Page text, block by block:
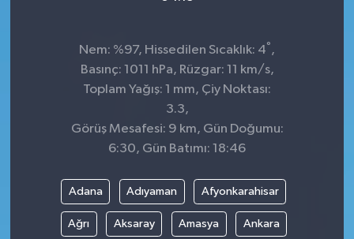
Nem: %97, Hissedilen Sıcaklık: 4° ,
Basınç: 1011 hPa, Rüzgar: 11 km/s,
Toplam Yağış: 1 mm, Çiy Noktası:
3.3,
Görüş Mesafesi: 9 km, Gün Doğumu:
6:30, Gün Batımı: 18:46
Adana Adıyaman Afyonkarahisar
Ağrı Aksaray Amasya Ankara